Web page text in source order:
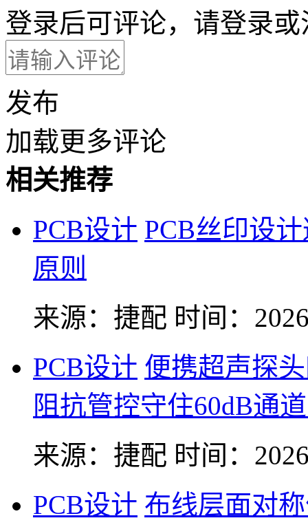
登录后可评论，请登录或
发布
加载更多评论
相关推荐
PCB设计 PCB丝印设
原则
来源：捷配 时间：
PCB设计 便携超声探
阻抗管控守住60dB通
来源：捷配 时间：
PCB设计 布线层面对